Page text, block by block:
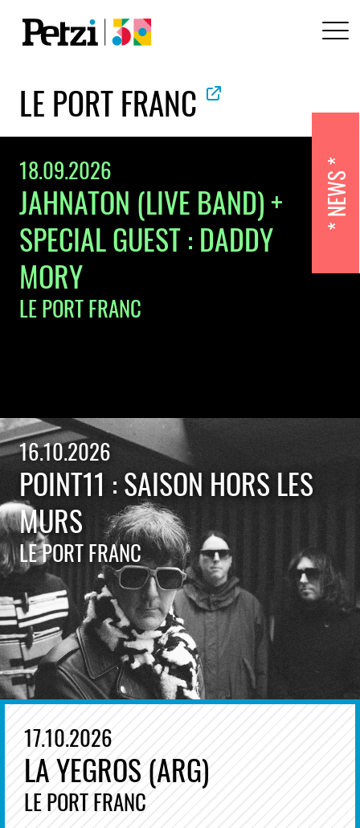
LE PORT FRANC
18.09.2026
JAHNATON (LIVE BAND) +
SPECIAL GUEST : DADDY
MORY
LE PORT FRANC
16.10.2026
POINT11 : SAISON HORS LES
MURS
LE PORT FRANC
17.10.2026
LA YEGROS (ARG)
LE PORT FRANC
NEWS